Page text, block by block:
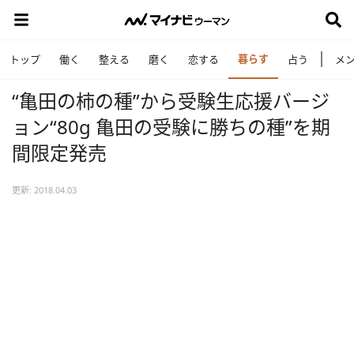
トップ 働く 整える 磨く 恋する 暮らす 占う メ
“亀田の柿の種”から受験生応援バージ
ョン“80g 亀田の受験に勝ちの種”を期
間限定発売
更新: 2018.04.03